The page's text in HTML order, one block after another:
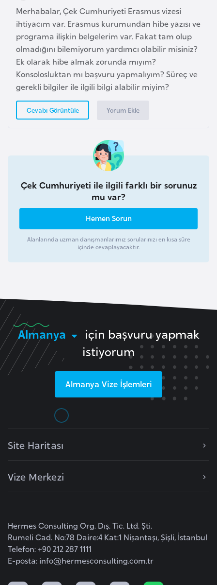
Merhabalar, Çek Cumhuriyeti Erasmus vizesi
ihtiyacım var. Erasmus kurumundan hibe yazısı ve
programa ilişkin belgelerim var. Fakat tam olup
olmadığını bilemiyorum yardımcı olabilir misiniz?
Ek olarak hibe almak zorunda mıyım?
Konsolosluktan mı başvuru yapmalıyım? Süreç ve
gerekli bilgiler ile ilgili bilgi alabilir miyim?
Cevabı Görüntüle Yorum Ekle
Çek Cumhuriyeti ile ilgili farklı bir sorunuz
mu var?
Hemen Sorun
Alanlarında uzman danışmanlarımız sorularınızı en kısa süre
içinde cevaplayacaktır.
Almanya
için başvuru yapmak
istiyorum
Almanya Vize İşlemleri
Site Haritası
Vize Merkezi
Hermes Consulting Org. Dış. Tic. Ltd. Şti.
Rumeli Cad. No:78 Daire:4 Kat:1 Nişantaşı, Şişli, İstanbul
Telefon: +90 212 287 1111
E-posta: info@hermesconsulting.com.tr
i
C
e
z
a
y
i
Ç
a
i
m
r
m
o
r
k
K
o
n
g